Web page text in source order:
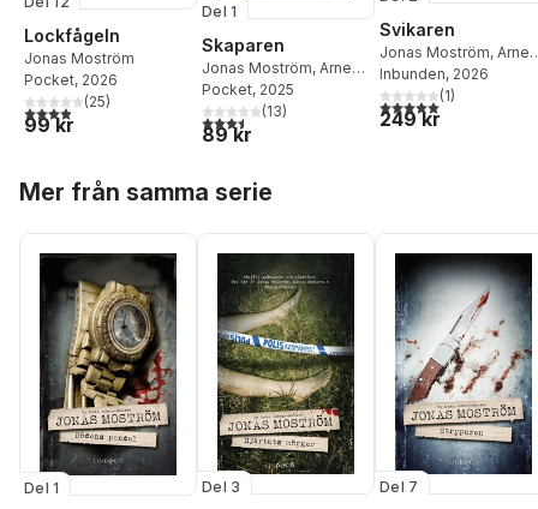
Lockfågeln
Jonas Moström
Pocket, 2026
3,9utav 5 stjärnor. Totalt antal röster:
(25)
99 kr
Del 1
Skaparen
Jonas Moström, Arne
Dahl
Pocket, 2025
3,5utav 5 stjärnor. Totalt antal röster:
(13)
89 kr
Svikaren
Jonas Moström, Arne
Dahl
Inbunden, 2026
5,0utav 5 stjärnor.
(1)
249 kr
Mer från samma serie
Del 1 Del 3 Del 7